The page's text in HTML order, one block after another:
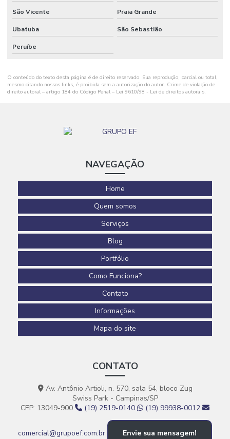
Revestimentos para pisos
Revestimentos poliméricos
Serviço de pintura epóxi
Serviços de construção civil
São Vicente Praia Grande
Ubatuba São Sebastião
Peruíbe
O conteúdo do texto desta página é de direito reservado. Sua reprodução, parcial ou total,
mesmo citando nossos links, é proibida sem a autorização do autor. Crime de violação de
direito autoral – artigo 184 do Código Penal – Lei 9610/98 - Lei de direitos autorais.
NAVEGAÇÃO
Home
Quem somos
Serviços
Blog
Portfólio
Como Funciona?
Contato
Informações
Mapa do site
CONTATO
Av. Antônio Artioli, n. 570, sala 54, bloco Zug
Swiss Park - Campinas/SP
CEP: 13049-900
(19) 2519-0140 (19) 99938-0012
comercial@grupoef.com.br Envie sua mensagem!